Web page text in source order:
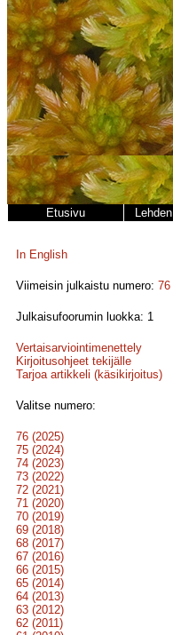
Etusivu
In English
Viimeisin julkaistu numero: 76
Julkaisufoorumin luokka: 1
Vertaisarviointimenettely
Kirjoitusohjeet tekijälle
Tarjoa artikkeli (käsikirjoitus)
Valitse numero:
76 (2025)
75 (2024)
74 (2023)
73 (2022)
72 (2021)
71 (2020)
70 (2019)
69 (2018)
68 (2017)
67 (2016)
66 (2015)
65 (2014)
64 (2013)
63 (2012)
62 (2011)